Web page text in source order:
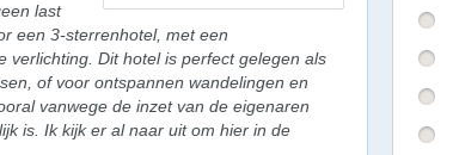
last
een 3-sterrenhotel, met een
verlichting. Dit hotel is perfect gelegen als
of voor ontspannen wandelingen en
vanwege de inzet van de eigenaren
is. Ik kijk er al naar uit om hier in de